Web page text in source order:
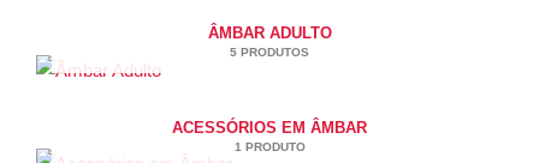
ÂMBAR ADULTO
5 PRODUTOS
ACESSÓRIOS EM ÂMBAR
1 PRODUTO